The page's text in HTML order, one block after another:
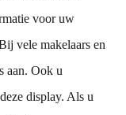
voor uw
vele makelaars en
aan. Ook u
display. Als u